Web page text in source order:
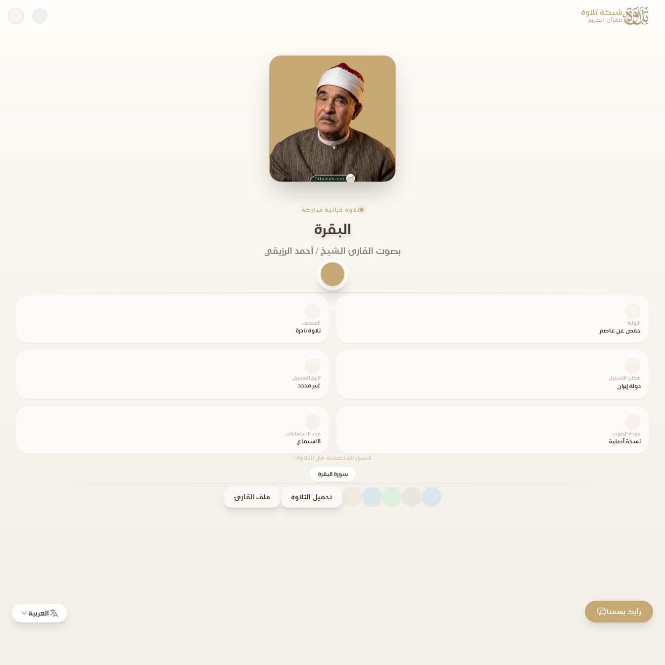
شبكة تلاوة
للقرآن الكريم
تلاوة قرآنية مباركة
البقرة
بصوت القارئ الشيخ / أحمد الرزيقي
الرواية
حفص عن عاصم
المصحف
تلاوة نادرة
مكان التسجيل
دولة إيران
تاريخ التسجيل
غير محدد
جودة الصوت
نسخة أصلية
عدد الاستماعات
8 استماع
السور المتضمنة في التلاوة:
سورة البقرة
تحميل التلاوة ملف القارئ
العربية رأيك يهمنا